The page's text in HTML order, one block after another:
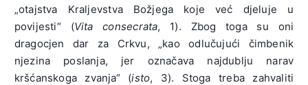
„otajstva Kraljevstva Božjega koje već djeluje u
povijesti“ (Vita consecrata, 1). Zbog toga su oni
dragocjen dar za Crkvu, „kao odlučujući čimbenik
njezina poslanja, jer označava najdublju narav
kršćanskoga zvanja“ (isto, 3). Stoga treba zahvaliti